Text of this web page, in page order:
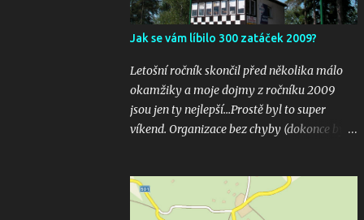
Jak se vám líbilo 300 zatáček 2009?
Letošní ročník skončil před několika málo
okamžiky a moje dojmy z ročníku 2009
jsou jen ty nejlepší...Prostě byl to super
víkend. Organizace bez chyby (dokonce bylo
žádná velká nehoda pokud vím a hlavně
překrásné souboje hned v několika